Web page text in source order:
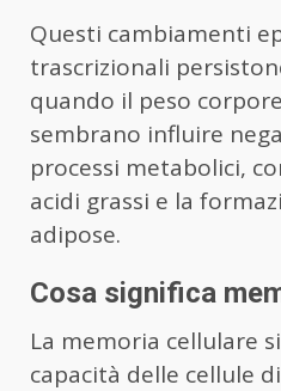
Questi cambiamenti
trascrizionali
quando il peso
sembrano influire
processi metabolici,
acidi grassi e la
adipose.
Cosa significa
La memoria cellulare
capacità delle cellule